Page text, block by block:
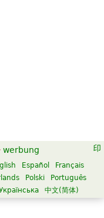
werbung
Español
Français
Polski
Português
中文(简体)